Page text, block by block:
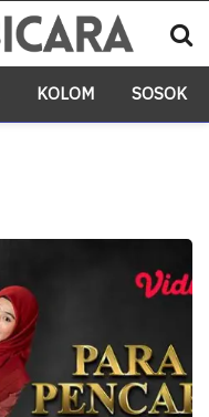
KOLOM SOSOK